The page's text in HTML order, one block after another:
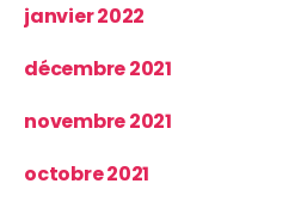
janvier 2022
décembre 2021
novembre 2021
octobre 2021